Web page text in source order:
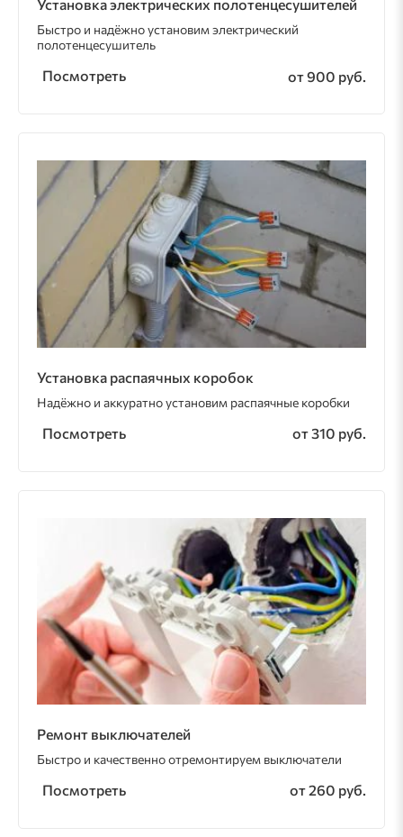
Установка электрических полотенцесушителей
Быстро и надёжно установим электрический
полотенцесушитель
Посмотреть от 900 руб.
Установка распаячных коробок
Надёжно и аккуратно установим распаячные коробки
Посмотреть от 310 руб.
Ремонт выключателей
Быстро и качественно отремонтируем выключатели
Посмотреть от 260 руб.